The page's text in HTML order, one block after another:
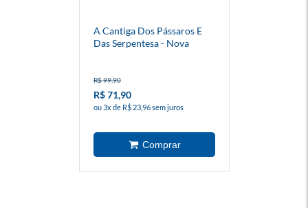
A Cantiga Dos Pássaros E
Das Serpentesa - Nova
R$ 99,90
R$ 71,90
ou 3x de R$ 23,96 sem juros